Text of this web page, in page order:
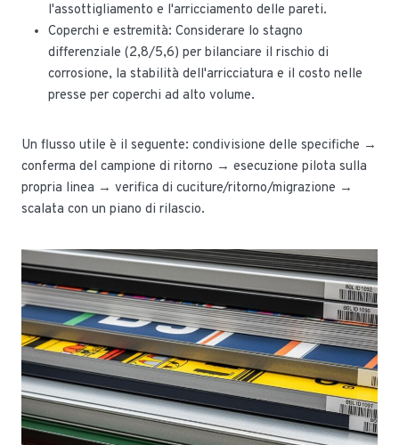
l'assottigliamento e l'arricciamento delle pareti.
Coperchi e estremità: Considerare lo stagno
differenziale (2,8/5,6) per bilanciare il rischio di
corrosione, la stabilità dell'arricciatura e il costo nelle
presse per coperchi ad alto volume.
Un flusso utile è il seguente: condivisione delle specifiche →
conferma del campione di ritorno → esecuzione pilota sulla
propria linea → verifica di cuciture/ritorno/migrazione →
scalata con un piano di rilascio.